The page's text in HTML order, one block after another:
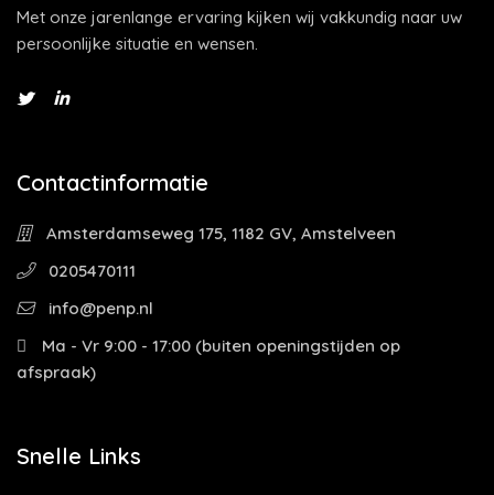
Met onze jarenlange ervaring kijken wij vakkundig naar uw
persoonlijke situatie en wensen.
Contactinformatie
Amsterdamseweg 175, 1182 GV, Amstelveen
0205470111
info@penp.nl
Ma - Vr 9:00 - 17:00 (buiten openingstijden op
afspraak)
Snelle Links